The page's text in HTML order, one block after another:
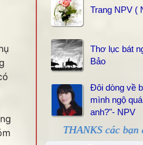
Trang NPV (
Thơ lục bát
Bảo
Đôi dòng về
mình ngộ
anh?"- NPV
các bạn đã kết nối, share